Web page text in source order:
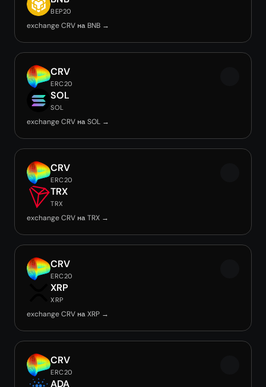
BEP20
exchange CRV на BNB →
CRV
ERC20
SOL
SOL
exchange CRV на SOL →
CRV
ERC20
TRX
TRX
exchange CRV на TRX →
CRV
ERC20
XRP
XRP
exchange CRV на XRP →
CRV
ERC20
ADA